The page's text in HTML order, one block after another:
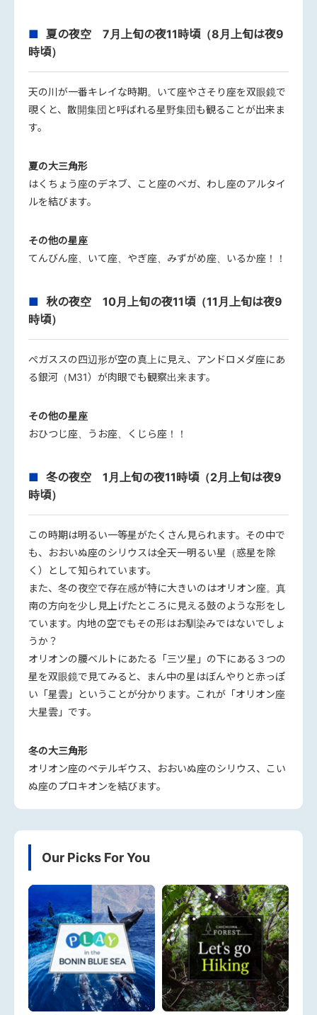
夏の夜空 7月上旬の夜11時頃（8月上旬は夜9
時頃）
天の川が一番キレイな時期。いて座やさそり座を双眼鏡で
覗くと、散開集団と呼ばれる星野集団も観ることが出来ま
す。
夏の大三角形
はくちょう座のデネブ、こと座のベガ、わし座のアルタイ
ルを結びます。
その他の星座
てんびん座、いて座、やぎ座、みずがめ座、いるか座！！
秋の夜空 10月上旬の夜11頃（11月上旬は夜9
時頃）
ぺガススの四辺形が空の真上に見え、アンドロメダ座にあ
る銀河（M31）が肉眼でも観察出来ます。
その他の星座
おひつじ座、うお座、くじら座！！
冬の夜空 1月上旬の夜11時頃（2月上旬は夜9
時頃）
この時期は明るい一等星がたくさん見られます。その中で
も、おおいぬ座のシリウスは全天一明るい星（惑星を除
く）として知られています。
また、冬の夜空で存在感が特に大きいのはオリオン座。真
南の方向を少し見上げたところに見える鼓のような形をし
ています。内地の空でもその形はお馴染みではないでしょ
うか？
オリオンの腰ベルトにあたる「三ツ星」の下にある３つの
星を双眼鏡で見てみると、まん中の星はぼんやりと赤っぽ
い「星雲」ということが分かります。これが「オリオン座
大星雲」です。
冬の大三角形
オリオン座のペテルギウス、おおいぬ座のシリウス、こい
ぬ座のプロキオンを結びます。
Our Picks For You